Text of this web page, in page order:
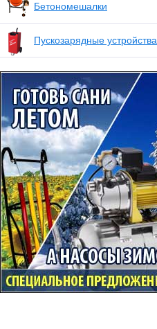
Бетономешалки
Пускозарядные устройства